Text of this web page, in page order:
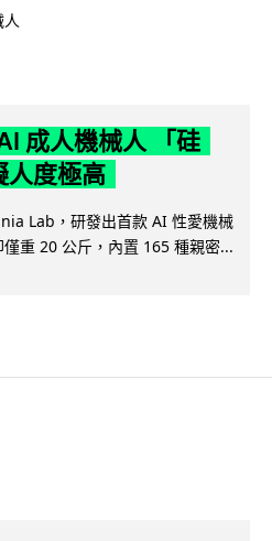
人
成人機械人 「硅
人度極高
Lab，研發出首款 AI 性愛機械
重 20 公斤，內置 165 種親密...